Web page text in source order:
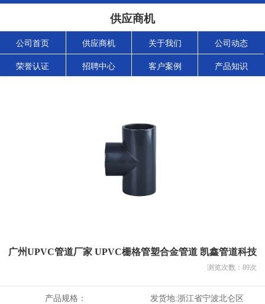
供应商机
公司首页 供应商机 关于我们 公司动态
荣誉认证 招聘中心 客户案例 产品知识
广州UPVC管道厂家 UPVC栅格管塑合金管道 凯鑫管道科技
浏览次数： 89次
产品规格： 发货地:浙江省宁波北仑区